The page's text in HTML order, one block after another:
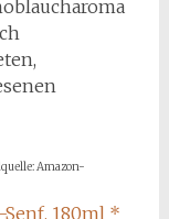
Amazon-
180ml *